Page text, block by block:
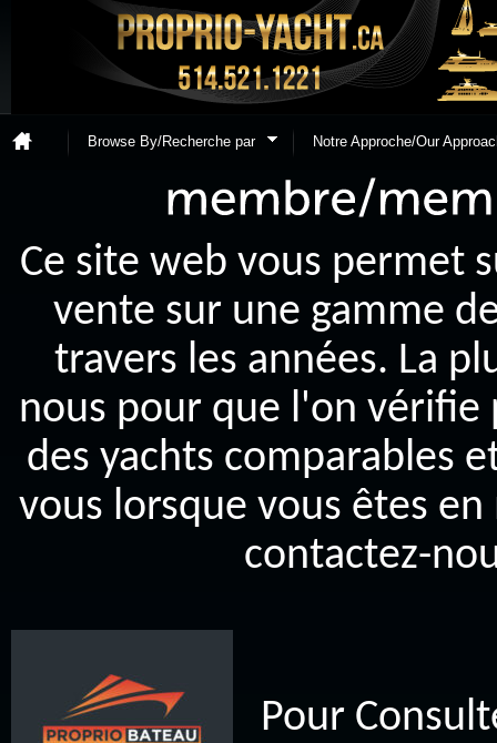
Browse By/Recherche par Notre Approche/Our
Ce site web vous permet
vente sur une gamme
travers les années. La
nous pour que l'on
des yachts comparables
vous lorsque vous êtes
contactez-
Pour